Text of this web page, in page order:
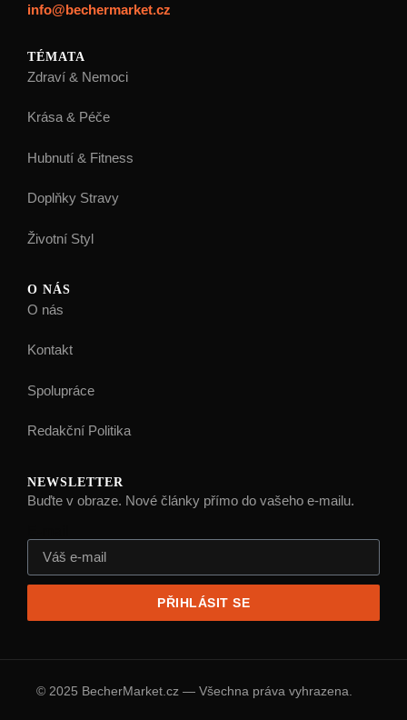
info@bechermarket.cz
TÉMATA
Zdraví & Nemoci
Krása & Péče
Hubnutí & Fitness
Doplňky Stravy
Životní Styl
O NÁS
O nás
Kontakt
Spolupráce
Redakční Politika
NEWSLETTER
Buďte v obraze. Nové články přímo do vašeho e-mailu.
PŘIHLÁSIT SE
© 2025 BecherMarket.cz — Všechna práva vyhrazena.